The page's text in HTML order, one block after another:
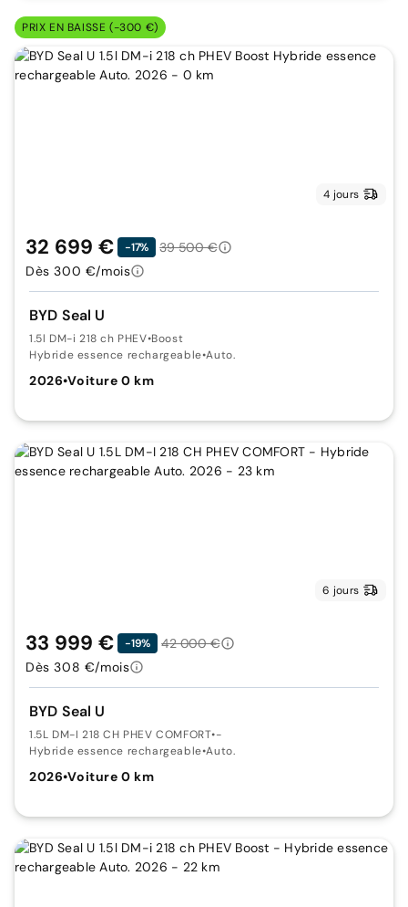
PRIX EN BAISSE (-300 €)
4 jours
BYD Seal U
1.5l DM-i 218 ch PHEV•Boost
Hybride essence rechargeable•Auto.
2026•Voiture 0 km
32 699 € -17%
39 500 €
Dès 300 €/mois
6 jours
BYD Seal U
1.5L DM-I 218 CH PHEV COMFORT•-
Hybride essence rechargeable•Auto.
2026•Voiture 0 km
33 999 € -19%
42 000 €
Dès 308 €/mois